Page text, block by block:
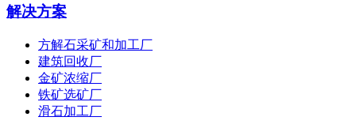
解决方案
方解石采矿和加工厂
建筑回收厂
金矿浓缩厂
铁矿选矿厂
滑石加工厂